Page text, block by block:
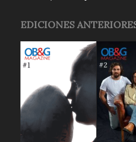
EDICIONES